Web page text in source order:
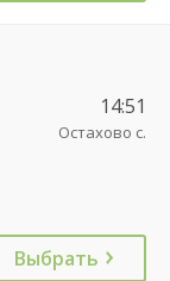
14:51
Остахово с.
Выбрать